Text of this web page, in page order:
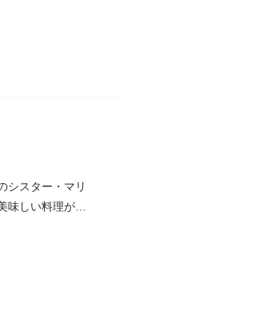
シスター・マリ
しい料理がい